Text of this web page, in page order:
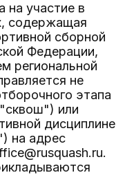
на участие в
содержащая
сборной
Федерации,
региональной
не
этапа
или
дисциплине
на адрес